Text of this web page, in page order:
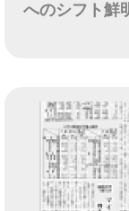
へのシフト鮮